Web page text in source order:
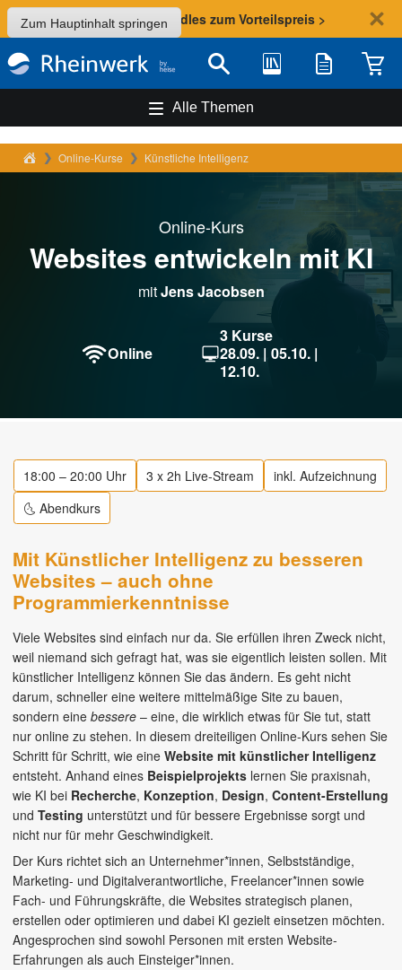
Zum Hauptinhalt springen
Sommer-Aktion: Bundles zum Vorteilspreis >
Suche Bibliothek Merkliste
Alle Themen
Rheinwerk Verlag
Online-Kurse Künstliche Intelligenz
Online-Kurs
Websites entwickeln mit KI
mitJens Jacobsen
Online
3 Kurse
28.09. | 05.10. |
12.10.
18:00 – 20:00 Uhr 3 x 2h Live-Stream
inkl. Aufzeichnung
🌜 Abendkurs
Mit Künstlicher Intelligenz zu besseren
Websites – auch ohne
Programmierkenntnisse
Viele Websites sind einfach nur da. Sie erfüllen ihren Zweck nicht,
weil niemand sich gefragt hat, was sie eigentlich leisten sollen. Mit
künstlicher Intelligenz können Sie das ändern. Es geht nicht
darum, schneller eine weitere mittelmäßige Site zu bauen,
sondern eine bessere – eine, die wirklich etwas für Sie tut, statt
nur online zu stehen. In diesem dreiteiligen Online-Kurs sehen Sie
Schritt für Schritt, wie eine Website mit künstlicher Intelligenz
entsteht. Anhand eines Beispielprojekts lernen Sie praxisnah,
wie KI bei Recherche, Konzeption, Design, Content-Erstellung
und Testing unterstützt und für bessere Ergebnisse sorgt und
nicht nur für mehr Geschwindigkeit.
Der Kurs richtet sich an Unternehmer*innen, Selbstständige,
Marketing- und Digitalverantwortliche, Freelancer*innen sowie
Fach- und Führungskräfte, die Websites strategisch planen,
erstellen oder optimieren und dabei KI gezielt einsetzen möchten.
Angesprochen sind sowohl Personen mit ersten Website-
Erfahrungen als auch Einsteiger*innen.